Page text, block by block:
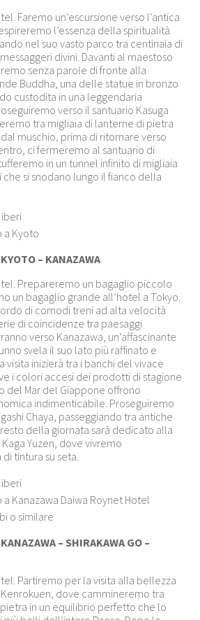
Faremo un’escursione verso l’antica
l’essenza della spiritualità
nel suo vasto parco tra centinaia di
divini. Davanti al maestoso
senza parole di fronte alla
Buddha, una delle statue in bronzo
custodita in una leggendaria
verso il santuario Kasuga
tra migliaia di lanterne di pietra
muschio, prima di ritornare verso
ci fermeremo al santuario di
in un tunnel infinito di migliaia
si snodano lungo il fianco della
a Kyoto
– KANAZAWA
Prepareremo un bagaglio piccolo
un bagaglio grande all’hotel a Tokyo.
di comodi treni ad alta velocità
di coincidenze tra paesaggi
verso Kanazawa, un’affascinante
svela il suo lato più raffinato e
visita inizierà tra i banchi del vivace
i colori accesi dei prodotti di stagione
del Mar del Giappone offrono
indimenticabile. Proseguiremo
Chaya, passeggiando tra antiche
della giornata sarà dedicato alla
Yuzen, dove vivremo
tintura su seta.
Kanazawa Daiwa Roynet Hotel
o similare
– SHIRAKAWA GO –
Partiremo per la visita alla bellezza
dove cammineremo tra
in un equilibrio perfetto che lo